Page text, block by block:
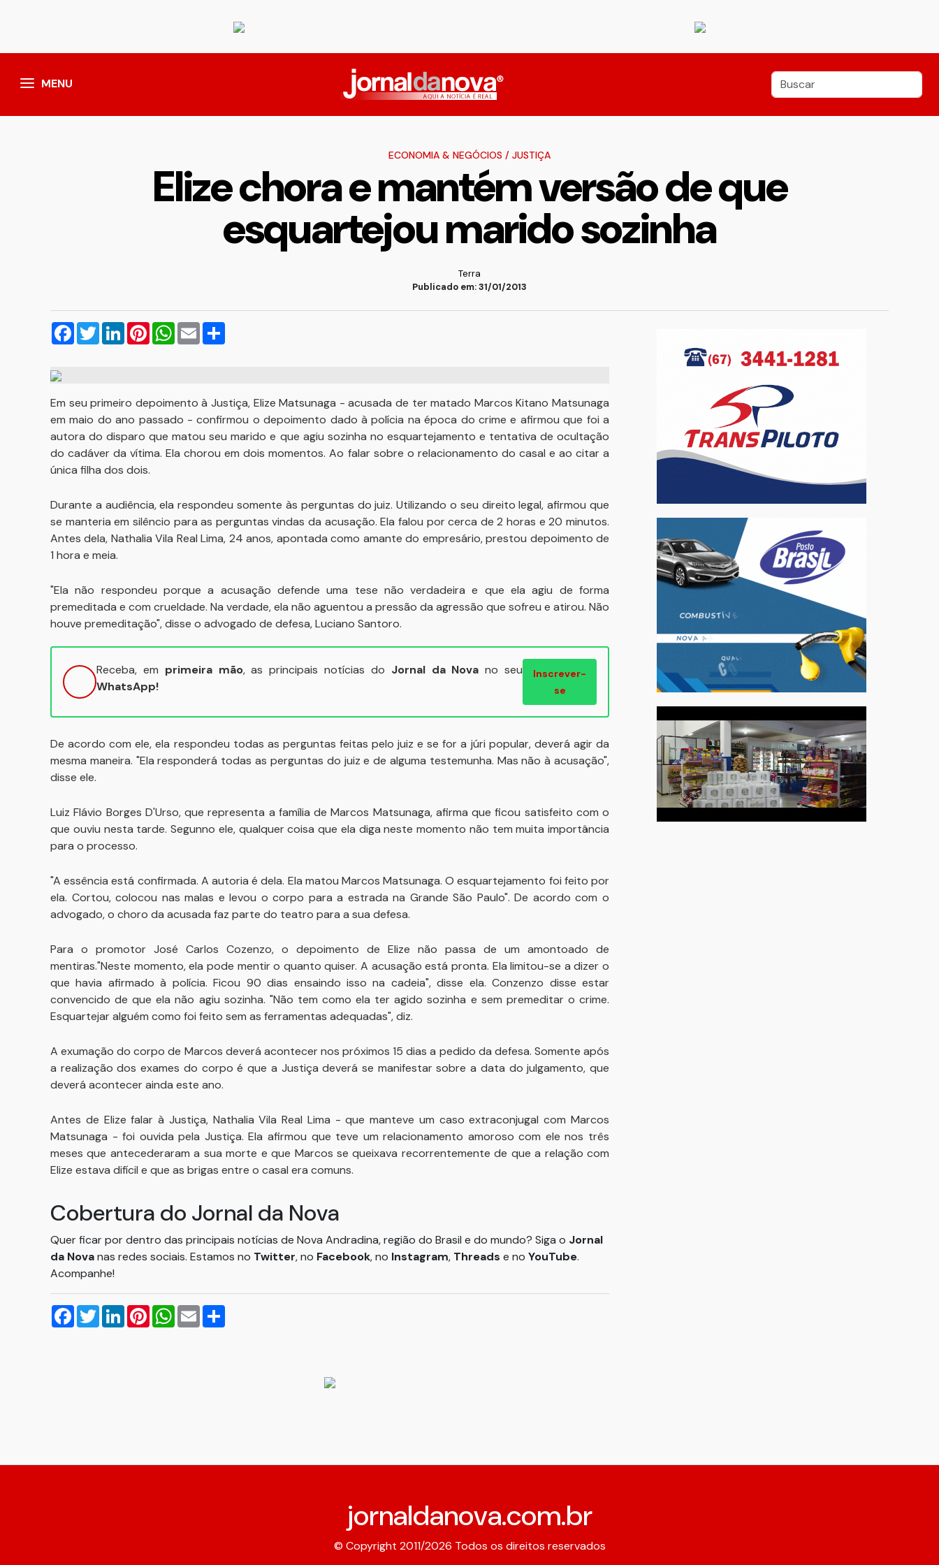
MENU
ECONOMIA & NEGÓCIOS / JUSTIÇA
Elize chora e mantém versão de que
esquartejou marido sozinha
Terra
Publicado em: 31/01/2013
Facebook
TwitterLinkedInPinterestWhatsApp
Email
Em seu primeiro depoimento à Justiça, Elize Matsunaga - acusada de ter matado Marcos Kitano Matsunaga
em maio do ano passado - confirmou o depoimento dado à polícia na época do crime e afirmou que foi a
autora do disparo que matou seu marido e que agiu sozinha no esquartejamento e tentativa de ocultação
do cadáver da vítima. Ela chorou em dois momentos. Ao falar sobre o relacionamento do casal e ao citar a
única filha dos dois.
Durante a audiência, ela respondeu somente às perguntas do juiz. Utilizando o seu direito legal, afirmou que
se manteria em silêncio para as perguntas vindas da acusação. Ela falou por cerca de 2 horas e 20 minutos.
Antes dela, Nathalia Vila Real Lima, 24 anos, apontada como amante do empresário, prestou depoimento de
1 hora e meia.
"Ela não respondeu porque a acusação defende uma tese não verdadeira e que ela agiu de forma
premeditada e com crueldade. Na verdade, ela não aguentou a pressão da agressão que sofreu e atirou. Não
houve premeditação", disse o advogado de defesa, Luciano Santoro.
Receba, em primeira mão, as principais notícias do Jornal da Nova no seu
WhatsApp!
Inscrever-
se
De acordo com ele, ela respondeu todas as perguntas feitas pelo juiz e se for a júri popular, deverá agir da
mesma maneira. "Ela responderá todas as perguntas do juiz e de alguma testemunha. Mas não à acusação",
disse ele.
Luiz Flávio Borges D'Urso, que representa a família de Marcos Matsunaga, afirma que ficou satisfeito com o
que ouviu nesta tarde. Segunno ele, qualquer coisa que ela diga neste momento não tem muita importância
para o processo.
"A essência está confirmada. A autoria é dela. Ela matou Marcos Matsunaga. O esquartejamento foi feito por
ela. Cortou, colocou nas malas e levou o corpo para a estrada na Grande São Paulo". De acordo com o
advogado, o choro da acusada faz parte do teatro para a sua defesa.
Para o promotor José Carlos Cozenzo, o depoimento de Elize não passa de um amontoado de
mentiras."Neste momento, ela pode mentir o quanto quiser. A acusação está pronta. Ela limitou-se a dizer o
que havia afirmado à polícia. Ficou 90 dias ensaindo isso na cadeia", disse ela. Conzenzo disse estar
convencido de que ela não agiu sozinha. "Não tem como ela ter agido sozinha e sem premeditar o crime.
Esquartejar alguém como foi feito sem as ferramentas adequadas", diz.
A exumação do corpo de Marcos deverá acontecer nos próximos 15 dias a pedido da defesa. Somente após
a realização dos exames do corpo é que a Justiça deverá se manifestar sobre a data do julgamento, que
deverá acontecer ainda este ano.
Antes de Elize falar à Justiça, Nathalia Vila Real Lima - que manteve um caso extraconjugal com Marcos
Matsunaga - foi ouvida pela Justiça. Ela afirmou que teve um relacionamento amoroso com ele nos três
meses que antecederaram a sua morte e que Marcos se queixava recorrentemente de que a relação com
Elize estava difícil e que as brigas entre o casal era comuns.
Cobertura do Jornal da Nova
Quer ficar por dentro das principais notícias de Nova Andradina, região do Brasil e do mundo? Siga o Jornal
da Novanas redes sociais. Estamos no Twitter, no Facebook, no Instagram, Threads e no YouTube.
Acompanhe!
Facebook
TwitterLinkedInPinterestWhatsApp
Email
jornaldanova.com.br
© Copyright 2011/2026 Todos os direitos reservados